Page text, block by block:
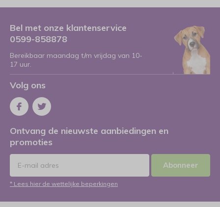
Bel met onze klantenservice
0599-858878
Bereikbaar maandag t/m vrijdag van 10-
17 uur.
Volg ons
Ontvang de nieuwste aanbiedingen en
promoties
Abonneer
* Lees hier de wettelijke beperkingen